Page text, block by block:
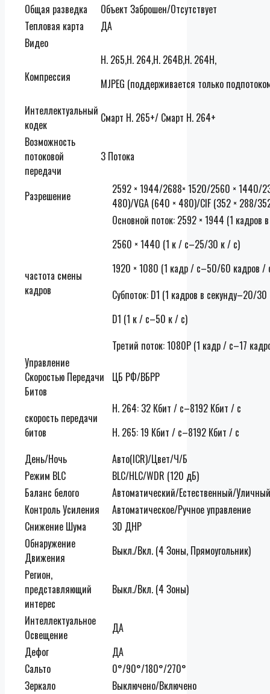
Общая разведка
Объект Заброшен/Отсутствует
Тепловая карта
ДА
Видео
Компрессия
H. 265,H. 264,H. 264B,H. 264H,
MJPEG (поддерживается только
Интеллектуальный
кодек
Смарт H. 265+/ Смарт H. 264+
Возможность
потоковой
передачи
3 Потока
Разрешение
2592 × 1944/2688× 1520/2560 × 1440/
480)/VGA (640 × 480)/CIF (352 × 288/
частота смены
кадров
Основной поток: 2592 × 1944 (1 кадров
2560 × 1440 (1 к / с–25/30 к / с)
1920 × 1080 (1 кадр / с–50/60 кадров /
Субпоток: D1 (1 кадров в секунду–20/30
D1 (1 к / с–50 к / с)
Третий поток: 1080P (1 кадр / с–17
Управление
Скоростью Передачи
Битов
ЦБ РФ/ВБРР
скорость передачи
битов
H. 264: 32 Кбит / с–8192 Кбит / с
H. 265: 19 Кбит / с–8192 Кбит / с
День/Ночь
Авто(ICR)/Цвет/Ч/Б
Режим BLC
BLC/HLC/WDR (120 дБ)
Баланс белого
Автоматический/Естественный/
Контроль Усиления
Автоматическое/Ручное управление
Снижение Шума
3D ДНР
Обнаружение
Движения
Выкл./Вкл. (4 Зоны, Прямоугольник)
Регион,
представляющий
интерес
Выкл./Вкл. (4 Зоны)
Интеллектуальное
Освещение
ДА
Дефог
ДА
Сальто
0°/90°/180°/270°
Зеркало
Выключено/Включено